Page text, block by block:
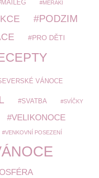
MAILEG MERAKI
PODZIM
PRO DĚTI
VÁNOCE
SVATBA SVÍČKY
VELIKONOCE
VENKOVNÍ POSEZENÍ